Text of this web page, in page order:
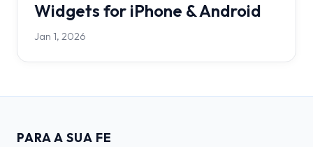
Widgets for iPhone & Android
Jan 1, 2026
PARA A SUA FE